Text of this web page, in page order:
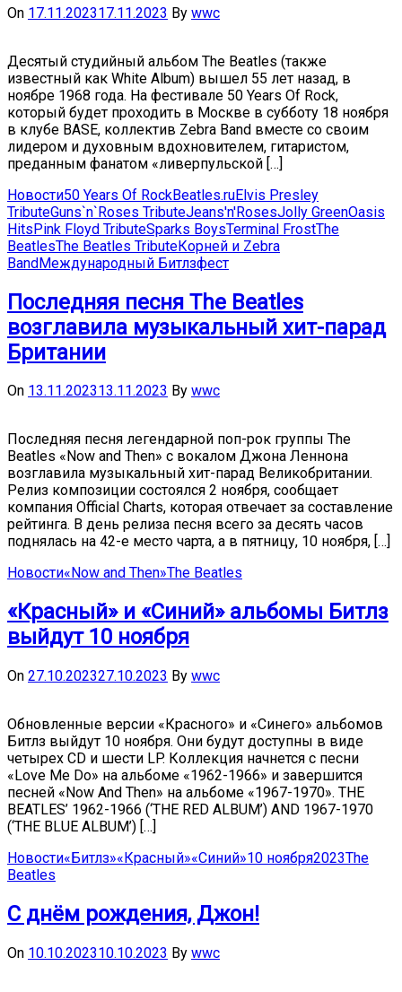
On 17.11.202317.11.2023 By wwc
Десятый студийный альбом The Beatles (также
известный как White Album) вышел 55 лет назад, в
ноябре 1968 года. На фестивале 50 Years Of Rock,
который будет проходить в Москве в субботу 18 ноября
в клубе BASE, коллектив Zebra Band вместе со своим
лидером и духовным вдохновителем, гитаристом,
преданным фанатом «ливерпульской […]
Новости50 Years Of RockBeatles.ruElvis Presley
TributeGuns`n`Roses TributeJeans'n'RosesJolly GreenOasis
HitsPink Floyd TributeSparks BoysTerminal FrostThe
BeatlesThe Beatles TributeКорней и Zebra
BandМеждународный Битлзфест
Последняя песня The Beatles
возглавила музыкальный хит-парад
Британии
On 13.11.202313.11.2023 By wwc
Последняя песня легендарной поп-рок группы The
Beatles «Now and Then» с вокалом Джона Леннона
возглавила музыкальный хит-парад Великобритании.
Релиз композиции состоялся 2 ноября, сообщает
компания Official Charts, которая отвечает за составление
рейтинга. В день релиза песня всего за десять часов
поднялась на 42-е место чарта, а в пятницу, 10 ноября, […]
Новости«Now and Then»The Beatles
«Красный» и «Синий» альбомы Битлз
выйдут 10 ноября
On 27.10.202327.10.2023 By wwc
Обновленные версии «Красного» и «Синего» альбомов
Битлз выйдут 10 ноября. Они будут доступны в виде
четырех CD и шести LP. Коллекция начнется с песни
«Love Me Do» на альбоме «1962-1966» и завершится
песней «Now And Then» на альбоме «1967-1970». THE
BEATLES’ 1962-1966 (‘THE RED ALBUM’) AND 1967-1970
(‘THE BLUE ALBUM’) […]
Новости«Битлз»«Красный»«Синий»10 ноября2023The
Beatles
С днём рождения, Джон!
On 10.10.202310.10.2023 By wwc